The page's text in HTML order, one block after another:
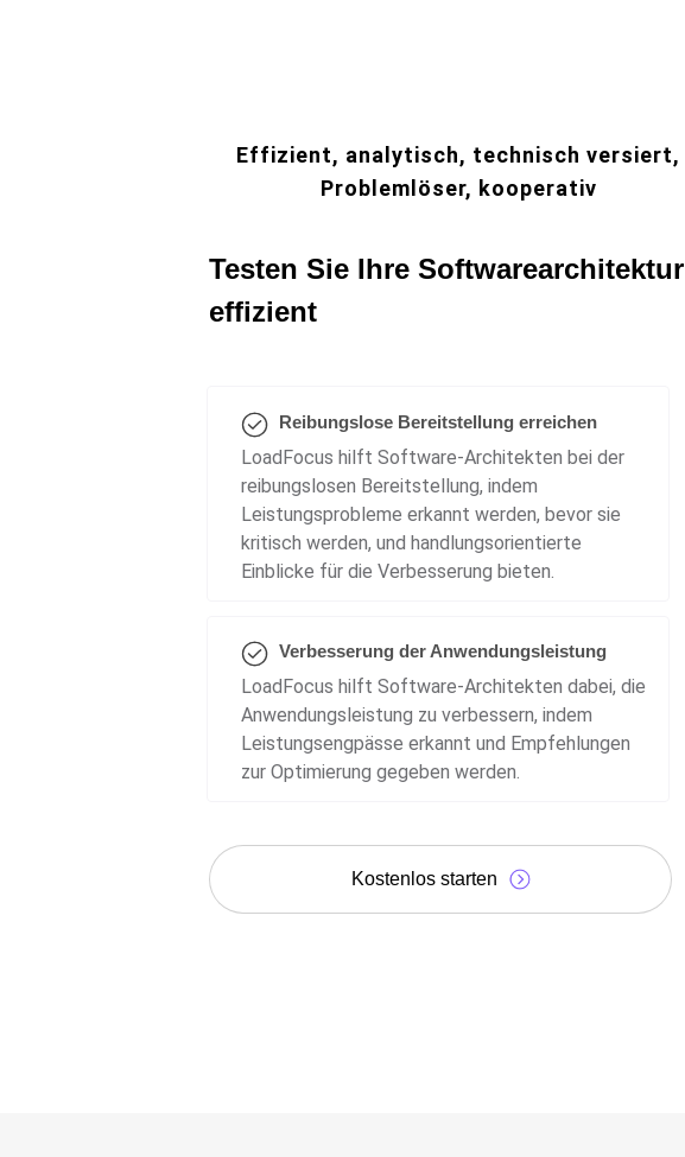
Effizient, analytisch, technisch versiert,
Problemlöser, kooperativ
Testen Sie Ihre Softwarearchitektur
effizient
Reibungslose Bereitstellung erreichen
LoadFocus hilft Software-Architekten bei der
reibungslosen Bereitstellung, indem
Leistungsprobleme erkannt werden, bevor sie
kritisch werden, und handlungsorientierte
Einblicke für die Verbesserung bieten.
Verbesserung der Anwendungsleistung
LoadFocus hilft Software-Architekten dabei, die
Anwendungsleistung zu verbessern, indem
Leistungsengpässe erkannt und Empfehlungen
zur Optimierung gegeben werden.
Kostenlos starten